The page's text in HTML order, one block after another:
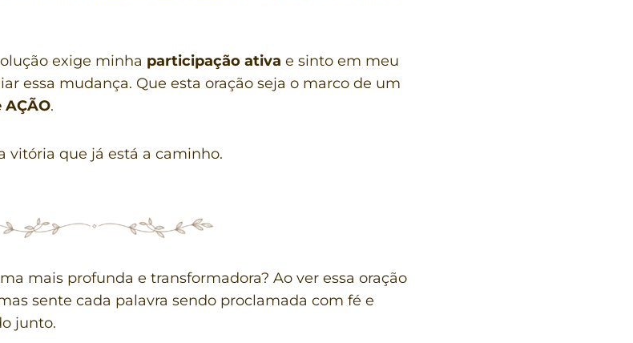
exige minha participação ativa e sinto em meu
essa mudança. Que esta oração seja o marco de um
AÇÃO.
vitória que já está a caminho.
mais profunda e transformadora? Ao ver essa oração
sente cada palavra sendo proclamada com fé e
junto.